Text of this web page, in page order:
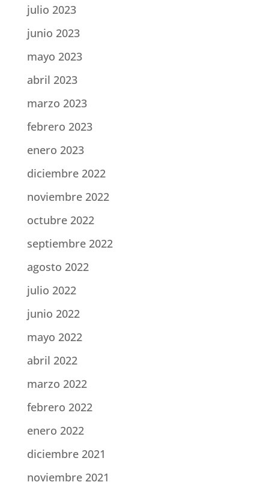
julio 2023
junio 2023
mayo 2023
abril 2023
marzo 2023
febrero 2023
enero 2023
diciembre 2022
noviembre 2022
octubre 2022
septiembre 2022
agosto 2022
julio 2022
junio 2022
mayo 2022
abril 2022
marzo 2022
febrero 2022
enero 2022
diciembre 2021
noviembre 2021